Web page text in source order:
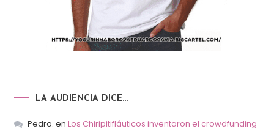
LA AUDIENCIA DICE…
Pedro. en Los Chiripitifláuticos inventaron el crowdfunding